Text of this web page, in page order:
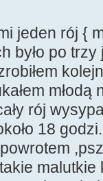
jeden rój {
było po
młodą
rój
18
malutkie